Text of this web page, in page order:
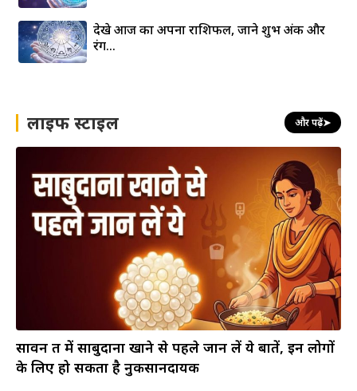
देखे आज का अपना राशिफल, जाने शुभ अंक और
रंग…
लाइफ स्टाइल और पढ़ें➤
सावन व्रत में साबुदाना खाने से पहले जान लें ये बातें, इन लोगों
के लिए हो सकता है नुकसानदायक